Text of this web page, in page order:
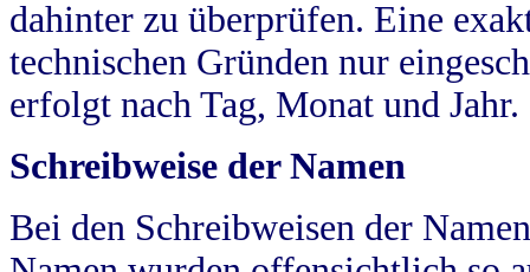
dahinter zu überprüfen. Eine
technischen Gründen nur
erfolgt nach Tag, Monat und Jahr.
Schreibweise der Namen
Bei den Schreibweisen der